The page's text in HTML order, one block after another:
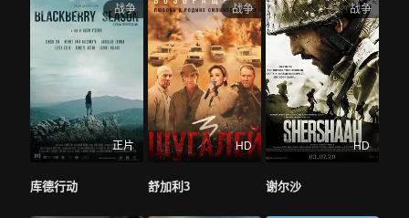
战争
正片
库德行动
战争
HD
舒加利3
战争
HD
谢尔沙